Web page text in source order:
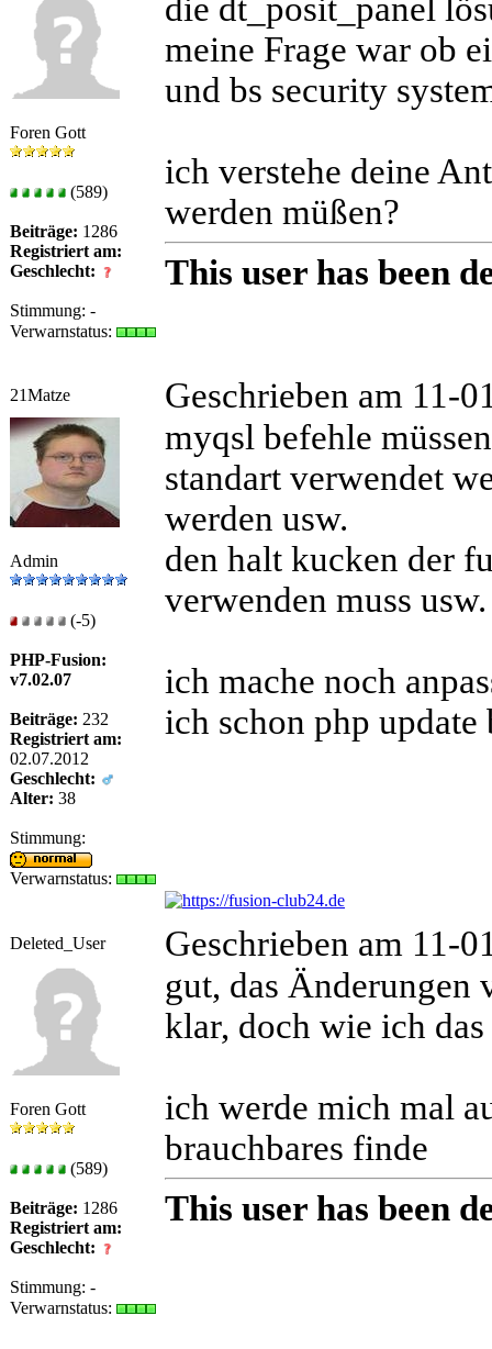
Foren Gott
(589)
Beiträge: 1286
Registriert am:
Geschlecht:
Stimmung: -
die dt_posit_panel
meine Frage war ob
und bs security
ich verstehe deine
werden müßen?
This user has been
Verwarnstatus:
21Matze Geschrieben am 11-
Admin
(-5)
PHP-Fusion:
v7.02.07
Beiträge: 232
Registriert am:
02.07.2012
Geschlecht:
Alter: 38
Stimmung:
myqsl befehle
standart verwendet
werden usw.
den halt kucken der
verwenden muss usw.
ich mache noch
ich schon php
Verwarnstatus:
Deleted_User Geschrieben am 11-
Foren Gott
(589)
Beiträge: 1286
Registriert am:
Geschlecht:
Stimmung: -
gut, das Änderungen
klar, doch wie ich
ich werde mich mal
brauchbares finde
This user has been
Verwarnstatus: